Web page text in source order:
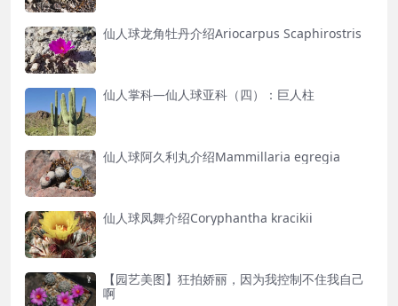
仙人球龙角牡丹介绍Ariocarpus Scaphirostris
仙人掌科—仙人球亚科（四）：巨人柱
仙人球阿久利丸介绍Mammillaria egregia
仙人球凤舞介绍Coryphantha kracikii
【园艺美图】狂拍娇丽，因为我控制不住我自己
啊